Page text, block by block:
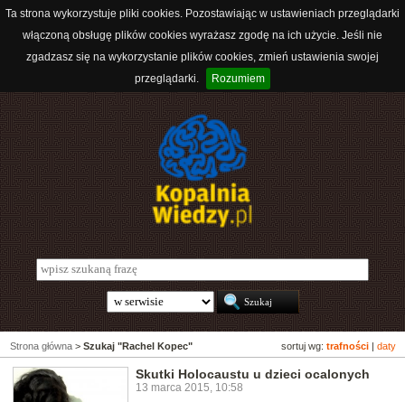
Ta strona wykorzystuje pliki cookies. Pozostawiając w ustawieniach przeglądarki
włączoną obsługę plików cookies wyrażasz zgodę na ich użycie. Jeśli nie
zgadzasz się na wykorzystanie plików cookies, zmień ustawienia swojej
przeglądarki.
Rozumiem
sortuj wg: trafności daty
Strona główna > Szukaj "Rachel Kopec"
Skutki Holocaustu u dzieci ocalonych
13 marca 2015, 10:58